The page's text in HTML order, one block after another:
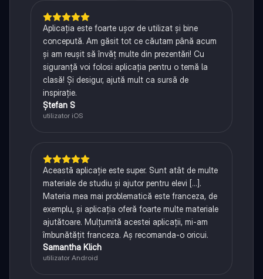
Aplicația este foarte ușor de utilizat și bine
concepută. Am găsit tot ce căutam până acum
și am reușit să învăț multe din prezentări! Cu
siguranță voi folosi aplicația pentru o temă la
clasă! Și desigur, ajută mult ca sursă de
inspirație.
Ștefan S
utilizator iOS
Această aplicație este super. Sunt atât de multe
materiale de studiu și ajutor pentru elevi [...].
Materia mea mai problematică este franceza, de
exemplu, și aplicația oferă foarte multe materiale
ajutătoare. Mulțumită acestei aplicații, mi-am
îmbunătățit franceza. Aș recomanda-o oricui.
Samantha Klich
utilizator Android